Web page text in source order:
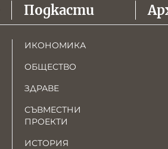
Подкасти
ИКОНОМИКА
ОБЩЕСТВО
ЗДРАВЕ
СЪВМЕСТНИ
ПРОЕКТИ
ИСТОРИЯ